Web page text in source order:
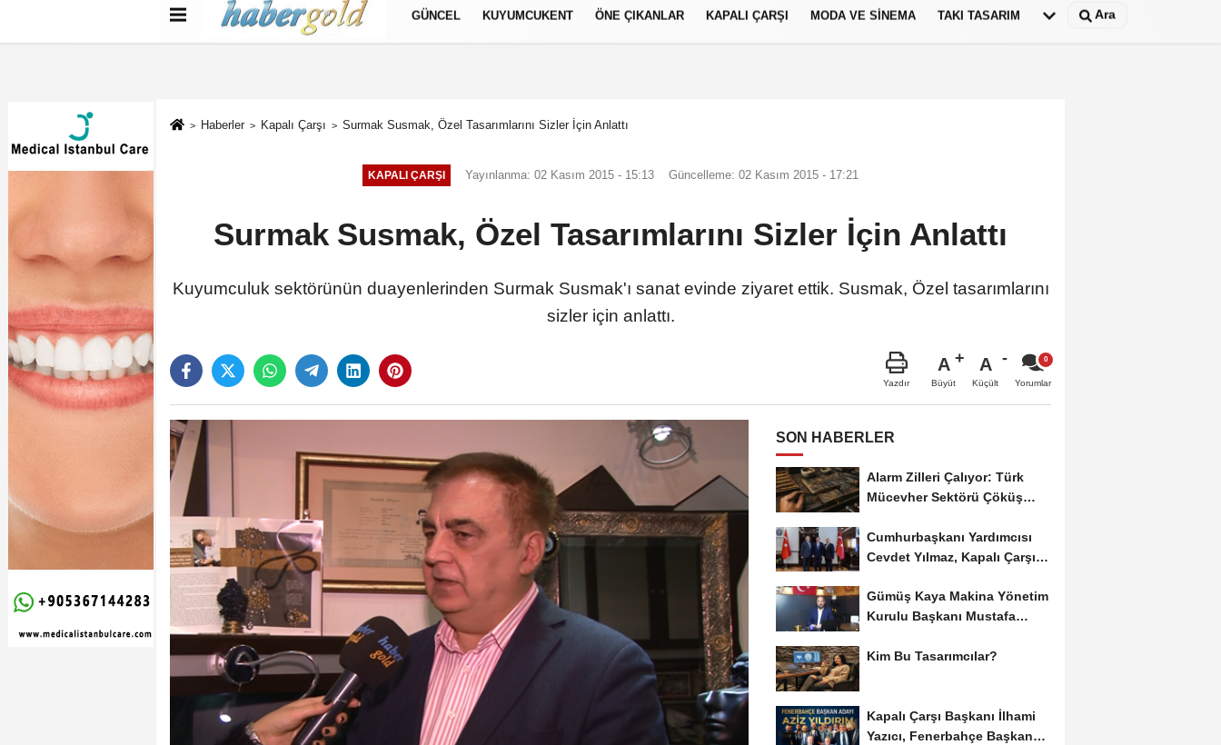
Türkçe English العربية Français русский Spanish Deutsch
GÜNCEL KUYUMCUKENT ÖNE ÇIKANLAR KAPALI ÇARŞI MODA VE SINEMA TAKI TASARIM Ara
Haberler Kapalı Çarşı Surmak Susmak, Özel Tasarımlarını Sizler İçin Anlattı
KAPALI ÇARŞI Yayınlanma: 02 Kasım 2015 - 15:13 Güncelleme: 02 Kasım 2015 - 17:21
Surmak Susmak, Özel Tasarımlarını Sizler İçin Anlattı
Kuyumculuk sektörünün duayenlerinden Surmak Susmak'ı sanat evinde ziyaret ettik. Susmak, Özel tasarımlarını
sizler için anlattı.
Yazdır
A
Büyüt
A
Küçült Yorumlar
SON HABERLER
Alarm Zilleri Çalıyor: Türk
Mücevher Sektörü Çöküş
Cumhurbaşkanı Yardımcısı
Cevdet Yılmaz, Kapalı Çarşı
Gümüş Kaya Makina Yönetim
Kurulu Başkanı Mustafa
Kim Bu Tasarımcılar?
Kapalı Çarşı Başkanı İlhami
Yazıcı, Fenerbahçe Başkan